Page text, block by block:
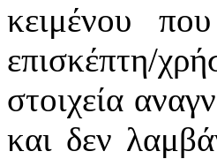
κειμένου
επισκέπτη/
στοιχεία
και δεν